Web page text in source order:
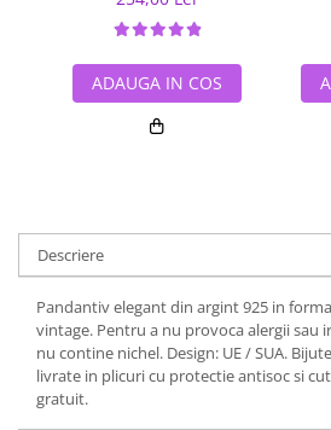
ADAUGA IN COS
Descriere
Pandantiv elegant din argint 925 in
vintage. Pentru a nu provoca alergii sau
nu contine nichel. Design: UE / SUA.
livrate in plicuri cu protectie antisoc si
gratuit.